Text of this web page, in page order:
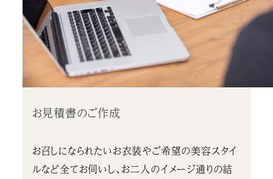
お見積書のご作成
お召しになられたいお衣装やご希望の美容スタイ
ルなど全てお伺いし、お二人のイメージ通りの結